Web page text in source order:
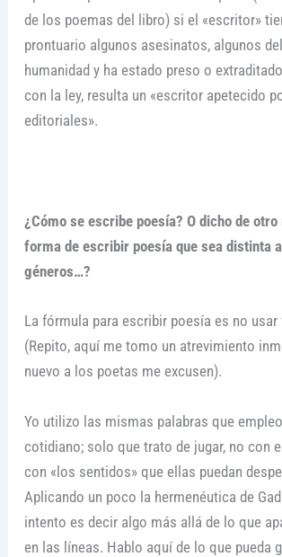
de los poemas del libro) si el «escritor»
prontuario algunos asesinatos, algunos
humanidad y ha estado preso o
con la ley, resulta un «escritor apetecido
editoriales».
¿Cómo se escribe poesía? O dicho de otro
forma de escribir poesía que sea distinta
géneros…?
La fórmula para escribir poesía es no
(Repito, aquí me tomo un atrevimiento
nuevo a los poetas me excusen).
Yo utilizo las mismas palabras que
cotidiano; solo que trato de jugar, no con
con «los sentidos» que ellas puedan
Aplicando un poco la hermenéutica de
intento es decir algo más allá de lo que
en las líneas. Hablo aquí de lo que pueda